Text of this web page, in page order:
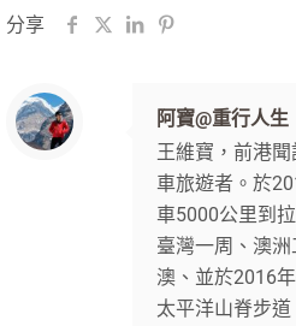
分享
阿寶@重行人生
王維寶，前港
車旅遊者。於
車5000公里到
臺灣一周、澳
澳、並於2016
太平洋山脊步